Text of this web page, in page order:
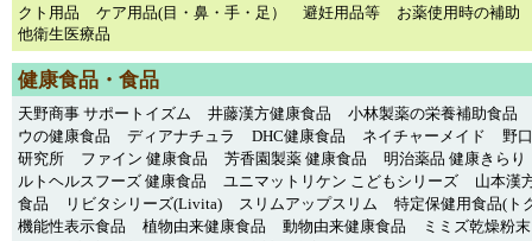
クト用品
ケア用品(目・鼻・手・足） 避妊用品等
お薬使用時の補助
他衛生医療品
健康食品・食品
天野商事 サポートイズム 井藤漢方健康食品
小林製薬の栄養補助食品
ウの健康食品
ディアナチュラ DHC健康食品 ネイチャーメイド
野
研究所
ファイン 健康食品 芳香園製薬 健康食品
明治薬品 健康きらり
ルトヘルスフーズ 健康食品
ユニマットリケン こどもシリーズ
山本漢
食品
リビタシリーズ(Livita) スリムアップスリム
特定保健用食品(ト
機能性表示食品
植物由来健康食品 動物由来健康食品
ミミズ乾燥粉末